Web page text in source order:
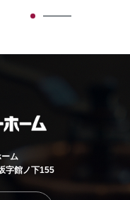
ム
字館ノ下155